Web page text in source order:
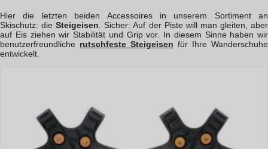
Hier die letzten beiden Accessoires in unserem Sortiment an
Skischutz: dieSteigeisen. Sicher: Auf der Piste will man gleiten, aber
auf Eis ziehen wir Stabilität und Grip vor. In diesem Sinne haben wir
benutzerfreundliche rutschfeste Steigeisen für Ihre Wanderschuhe
entwickelt.